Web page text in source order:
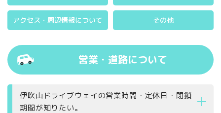
アクセス・周辺情報について その他
営業・道路について
伊吹山ドライブウェイの営業時間・定休日・閉鎖
期間が知りたい。